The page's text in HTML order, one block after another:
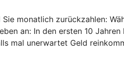
monatlich zurückzahlen:
an: In den ersten 10
mal unerwartet Geld